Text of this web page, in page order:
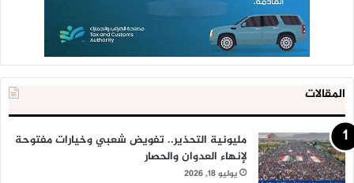
المقالات
مليونية التحذير.. تفويض شعبي وخيارات مفتوحة
لإنهاء العدوان والحصار
يوليو 18, 2026